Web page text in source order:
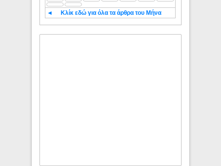
◄ Κλίκ εδώ για όλα τα άρθρα του Μήνα